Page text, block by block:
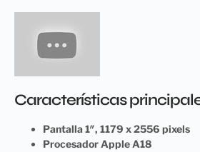
Características
Pantalla 1″, 1179 x 2556 pixels
Procesador Apple A18